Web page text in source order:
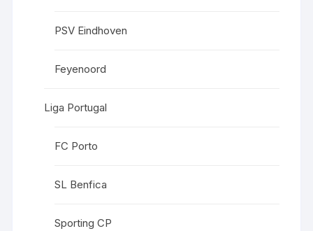
PSV Eindhoven
Feyenoord
Liga Portugal
FC Porto
SL Benfica
Sporting CP